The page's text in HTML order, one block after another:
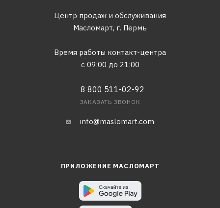
Центр продаж и обслуживания
Масломарт, г. Пермь
Время работы контакт-центра
с 09:00 до 21:00
8 800 511-02-92
ЗАКАЗАТЬ ЗВОНОК
info@maslomart.com
ПРИЛОЖЕНИЕ МАСЛОМАРТ